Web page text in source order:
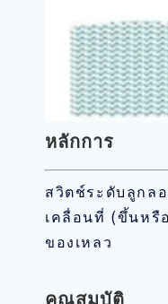
หลักการ
สวิตช์ระดับลูกล
เคลื่อนที่ (ขึ้นหรื
ของเหลว
คุณสมบัติ